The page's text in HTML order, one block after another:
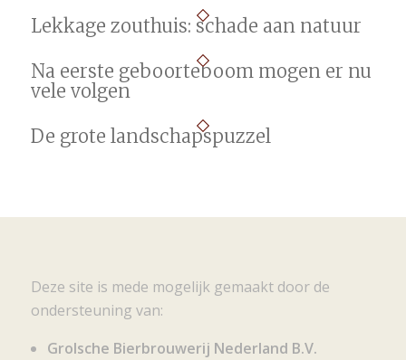
Lekkage zouthuis: schade aan natuur
Na eerste geboorteboom mogen er nu
vele volgen
De grote landschapspuzzel
Deze site is mede mogelijk gemaakt door de
ondersteuning van:
Grolsche Bierbrouwerij Nederland B.V.